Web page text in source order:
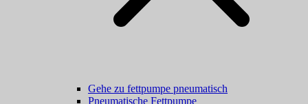
Gehe zu fettpumpe pneumatisch
Pneumatische Fettpumpe